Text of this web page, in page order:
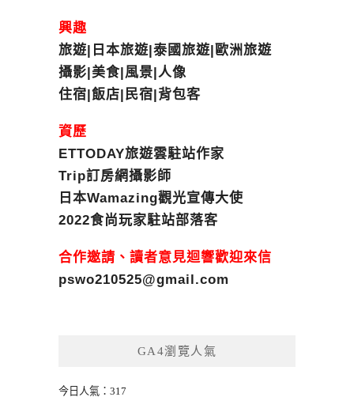
興趣
旅遊|日本旅遊|泰國旅遊|歐洲旅遊
攝影|美食|風景|人像
住宿|飯店|民宿|背包客
資歷
ETTODAY旅遊雲駐站作家
Trip訂房網攝影師
日本Wamazing觀光宣傳大使
2022食尚玩家駐站部落客
合作邀請、讀者意見迴響歡迎來信
pswo210525@gmail.com
GA4瀏覽人氣
今日人氣：317